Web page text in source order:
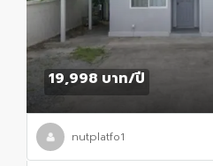
19,998 บาท/ปี
nutplatfo1